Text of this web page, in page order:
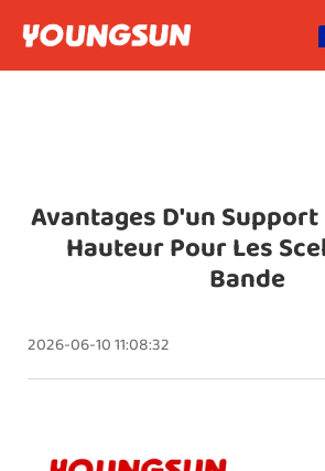
Avantages D'un Support
Hauteur Pour Les
Bande
2026-06-10 11:08:32